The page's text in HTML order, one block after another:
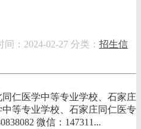
间：2024-02-27 分类： 招生信
仁医学中等专业学校、石家庄
等专业学校、石家庄同仁医专
微信：147311...